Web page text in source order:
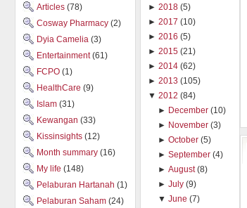
Articles (78)
Cosway Pharmacy (2)
Dyia Camelia (3)
Entertainment(61)
FCPO (1)
HealthCare (9)
Islam (31)
Kewangan (33)
Kissinsights (12)
Month summary (16)
My life (148)
Pelaburan Hartanah (1)
Pelaburan Saham (24)
► 2018 (5)
► 2017 (10)
► 2016 (5)
► 2015 (21)
► 2014 (62)
► 2013 (105)
▼ 2012 (84)
► December (10)
► November (3)
►October (5)
►September (4)
►August (8)
►July (9)
▼June (7)